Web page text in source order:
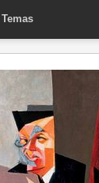
Temas